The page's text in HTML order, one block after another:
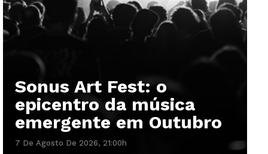
Sonus Art Fest: o
epicentro da música
emergente em Outubro
7 De Agosto De 2026, 21:00h